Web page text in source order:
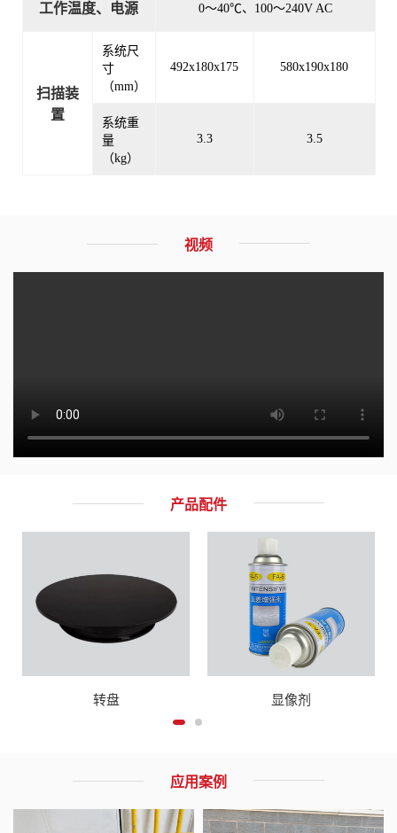
工作温度、电源 0～40℃、100～240V AC
扫描装
置
系统尺
寸
（mm）
492x180x175 580x190x180
系统重
量
（kg）
3.3 3.5
视频
产品配件
三脚架 转盘
应用案例